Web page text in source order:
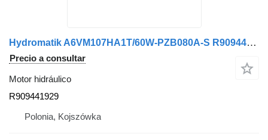
Hydromatik A6VM107HA1T/60W-PZB080A-S R909441929 motor hidráulico
Precio a consultar
Motor hidráulico
R909441929
Polonia, Kojszówka